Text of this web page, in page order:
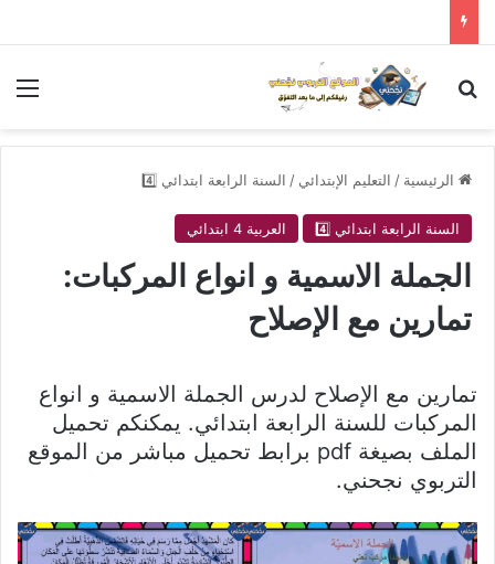
بحث عن
الرئيسية / التعليم الإبتدائي / السنة الرابعة ابتدائي 4️⃣
السنة الرابعة ابتدائي 4️⃣ العربية 4 ابتدائي
الجملة الاسمية و انواع المركبات:
تمارين مع الإصلاح
تمارين مع الإصلاح لدرس الجملة الاسمية و انواع
المركبات للسنة الرابعة ابتدائي. يمكنكم تحميل
الملف بصيغة pdf برابط تحميل مباشر من الموقع
التربوي نجحني.